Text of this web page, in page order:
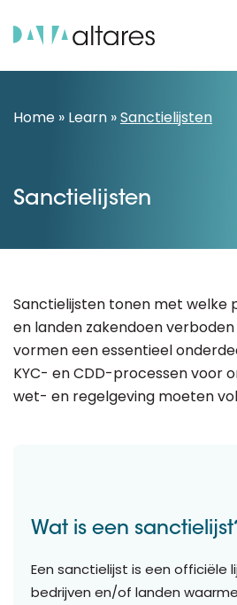
Home » Learn »Sanctielijsten
Sanctielijsten
Sanctielijsten tonen met welke
en landen zakendoen
vormen een essentieel
KYC- en CDD-processen voor
wet- en regelgeving moeten
Wat is een
Een sanctielijst is een officiële
bedrijven en/of landen